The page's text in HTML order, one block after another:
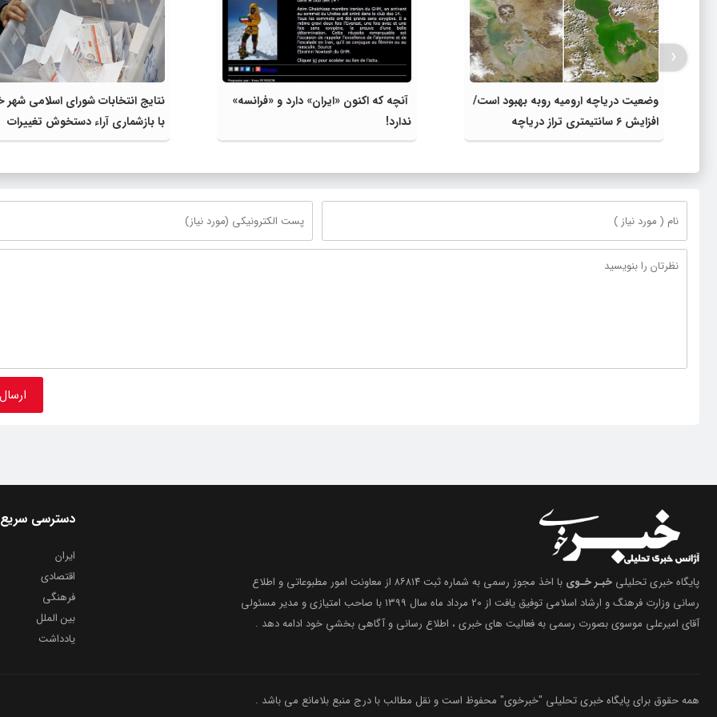
وضعیت دریاچه ارومیه روبه بهبود است/
افزایش ۶ سانتیمتری تراز دریاچه
آنچه که اکنون «ایران» دارد و «فرانسه»‌
ندارد!‌
نتایج انتخابات شورای اسلامی
با بازشماری آراء دستخوش تغییرات
شد+لیست تعییرات
‹
پایگاه خبری تحلیلی خبـر خـوی
با اخذ مجوز رسمی به شماره ثبت ۸۶۸۱۴ از معاونت امور مطبوعاتی و اطلاع
رسانی وزارت فرهنگ و ارشاد اسلامی توفیق یافت از ۲۰ مرداد ماه سال ۱۳۹۹ با صاحب امتیازی و مدیر مسئولی
آقای امیرعلی موسوی بصورت رسمی به فعالیت های خبری ، اطلاع رسانی و آگاهی بخشیِ خود ادامه دهد .
دسترسی سریع
ایران
اقتصادی
فرهنگی
بین الملل
یادداشت
همه حقوق برای پایگاه خبری تحلیلی "خبرخوی" محفوظ است و نقل مطالب با درج منبع بلامانع می باشد .